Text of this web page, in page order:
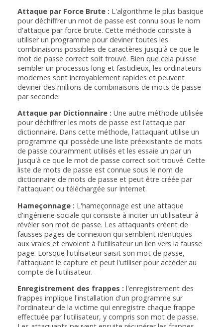
Attaque par Force Brute : L'algorithme le plus basique
pour déchiffrer un mot de passe est connu sous le nom
d'attaque par force brute. Cette méthode consiste à
utiliser un programme pour deviner toutes les
combinaisons possibles de caractères jusqu'à ce que le
mot de passe correct soit trouvé. Bien que cela puisse
sembler un processus long et fastidieux, les ordinateurs
modernes sont incroyablement rapides et peuvent
deviner des millions de combinaisons de mots de passe
par seconde.
Attaque par Dictionnaire : Une autre méthode utilisée
pour déchiffrer les mots de passe est l'attaque par
dictionnaire. Dans cette méthode, l'attaquant utilise un
programme qui possède une liste préexistante de mots
de passe couramment utilisés et les essaie un par un
jusqu'à ce que le mot de passe correct soit trouvé. Cette
liste de mots de passe est connue sous le nom de
dictionnaire de mots de passe et peut être créée par
l'attaquant ou téléchargée sur Internet.
Hameçonnage : L'hameçonnage est une attaque
d'ingénierie sociale qui consiste à inciter un utilisateur à
révéler son mot de passe. Les attaquants créent de
fausses pages de connexion qui semblent identiques
aux vraies et envoient à l'utilisateur un lien vers la fausse
page. Lorsque l'utilisateur saisit son mot de passe,
l'attaquant le capture et peut l'utiliser pour accéder au
compte de l'utilisateur.
Enregistrement des frappes : l'enregistrement des
frappes implique l'installation d'un programme sur
l'ordinateur de la victime qui enregistre chaque frappe
effectuée par l'utilisateur, y compris son mot de passe.